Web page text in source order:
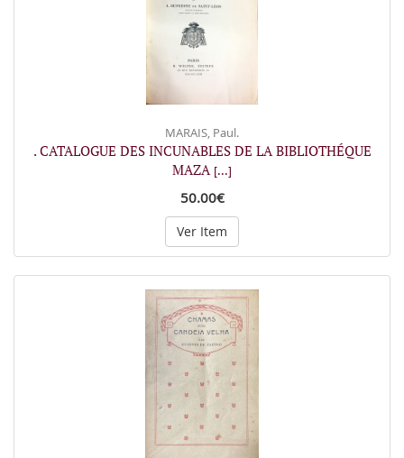
MARAIS, Paul.
. CATALOGUE DES INCUNABLES DE LA BIBLIOTHÉQUE
MAZA [...]
50.00€
Ver Item